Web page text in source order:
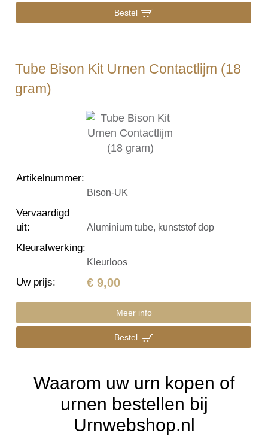
Bestel
Tube Bison Kit Urnen Contactlijm (18
gram)
Artikelnummer:
Bison-UK
Vervaardigd
uit: Aluminium tube, kunststof dop
Kleurafwerking:
Kleurloos
Uw prijs: € 9,00
Meer info
Bestel
Waarom uw urn kopen of
urnen bestellen bij
Urnwebshop.nl